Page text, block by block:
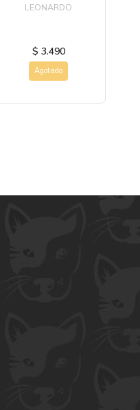
LEONARDO
$ 3.490
Agotado